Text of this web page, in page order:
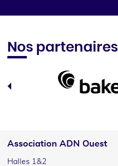
Nos partenaires
Association ADN Ouest
Halles 1&2